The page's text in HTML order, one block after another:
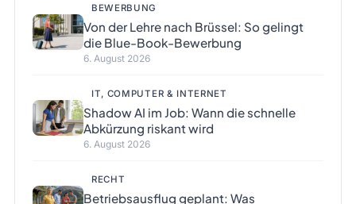
BEWERBUNG
Von der Lehre nach Brüssel: So gelingt
die Blue-Book-Bewerbung
6. August 2026
IT, COMPUTER & INTERNET
Shadow AI im Job: Wann die schnelle
Abkürzung riskant wird
6. August 2026
RECHT
Betriebsausflug geplant: Was